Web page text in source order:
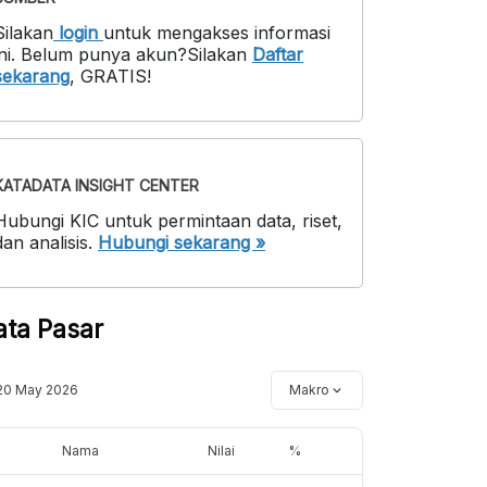
login untuk mengakses informasi
. Belum punya akun?Silakan Daftar
, GRATIS!
INSIGHT CENTER
KIC untuk permintaan data, riset,
analisis. Hubungi sekarang »
Pasar
May 2026 Makro
Nama Nilai %